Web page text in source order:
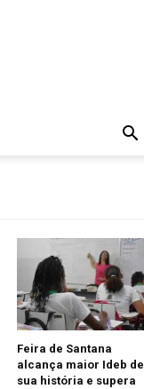
Feira de Santana
alcança maior Ideb de
sua história e supera